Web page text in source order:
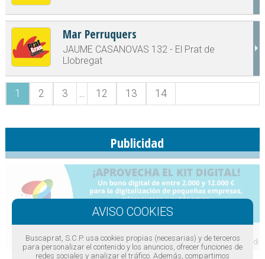
Mar Perruquers
JAUME CASANOVAS 132 - El Prat de
Llobregat
1 2 3 12 13 14
Publicidad
Buscaprat, S.C.P. usa cookies propias (necesarias) y de terceros
para personalizar el contenido y los anuncios, ofrecer funciones de
redes sociales y analizar el tráfico. Además, compartimos